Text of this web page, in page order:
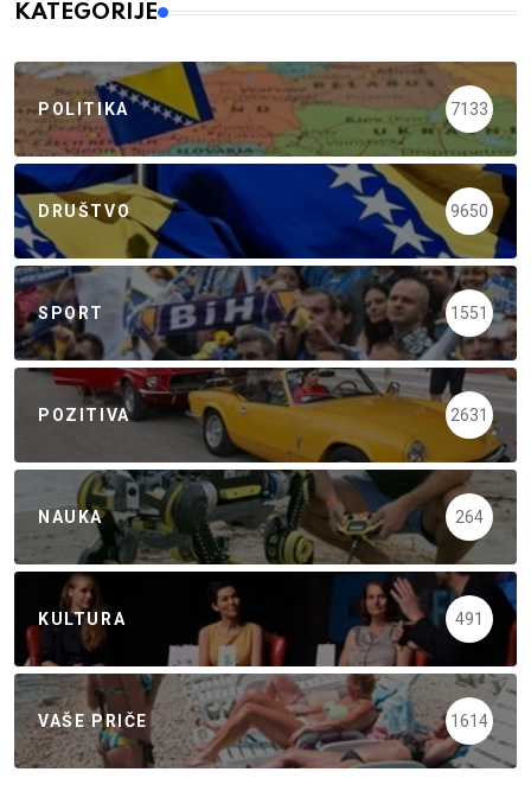
KATEGORIJE
POLITIKA 7133
DRUŠTVO 9650
SPORT 1551
POZITIVA 2631
NAUKA 264
KULTURA 491
VAŠE PRIČE 1614